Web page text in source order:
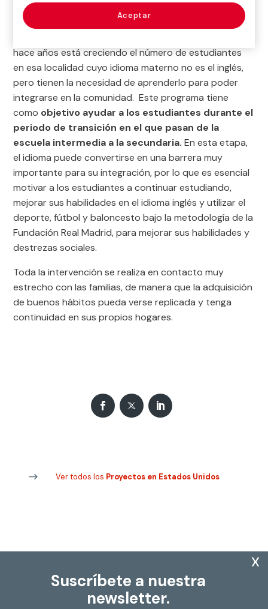
el Programa Deportivo de la Fundación Real Madrid,
que ofrece entrenamiento de fútbol y baloncesto a un
hace años está creciendo el número de estudiantes
en esa localidad cuyo idioma materno no es el inglés,
pero tienen la necesidad de aprenderlo para poder
integrarse en la comunidad. Este programa tiene
como objetivo ayudar a los estudiantes durante el
periodo de transición en el que pasan de la
escuela intermedia a la secundaria. En esta etapa,
el idioma puede convertirse en una barrera muy
importante para su integración, por lo que es esencial
motivar a los estudiantes a continuar estudiando,
mejorar sus habilidades en el idioma inglés y utilizar el
deporte, fútbol y baloncesto bajo la metodología de la
Fundación Real Madrid, para mejorar sus habilidades y
destrezas sociales.
Toda la intervención se realiza en contacto muy
estrecho con las familias, de manera que la adquisición
de buenos hábitos pueda verse replicada y tenga
continuidad en sus propios hogares.
Ver todos los Proyectos en Estados Unidos
Suscríbete a nuestra
newsletter.
x
Aceptar